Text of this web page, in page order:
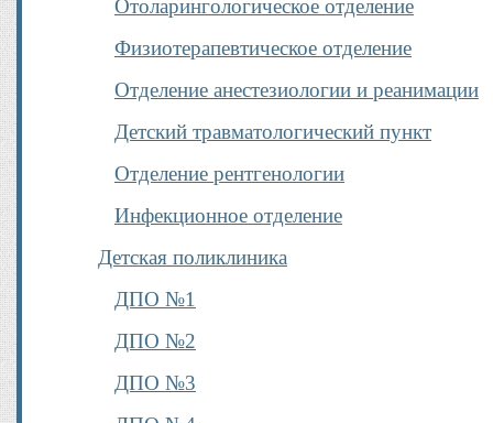
Отоларингологическое отделение
Физиотерапевтическое отделение
Отделение анестезиологии и реанимации
Детский травматологический пункт
Отделение рентгенологии
Инфекционное отделение
Детская поликлиника
ДПО №1
ДПО №2
ДПО №3